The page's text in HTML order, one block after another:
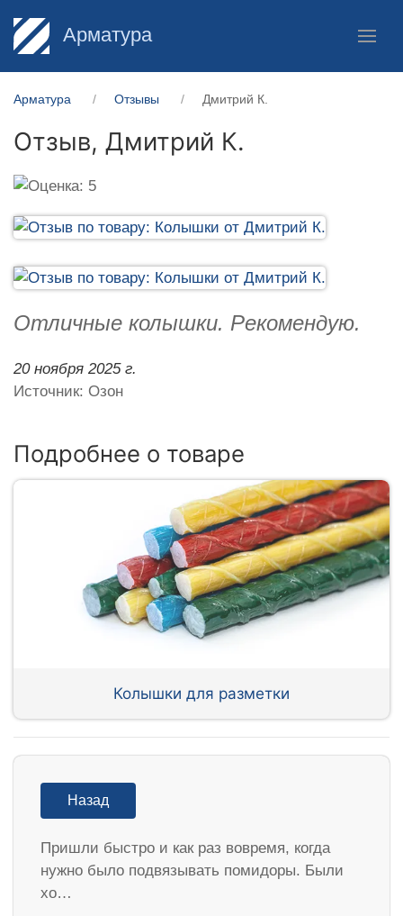
Арматура
Арматура Отзывы Дмитрий К.
Отзыв, Дмитрий К.
Отличные колышки. Рекомендую.
20 ноября 2025 г.
Источник: Озон
Подробнее о товаре
Колышки для разметки
Назад
Пришли быстро и как раз вовремя, когда
нужно было подвязывать помидоры. Были
хо…